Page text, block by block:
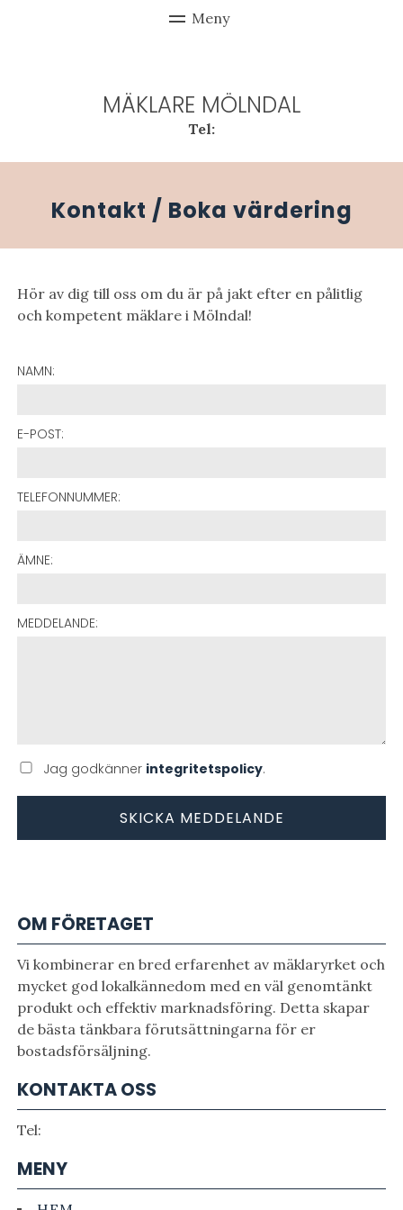
MÄKLARE MÖLNDAL
Tel:
Kontakt / Boka värdering
Hör av dig till oss om du är på jakt efter en pålitlig
och kompetent mäklare i Mölndal!
NAMN:
E-POST:
TELEFONNUMMER:
ÄMNE:
MEDDELANDE:
Jag godkänner integritetspolicy.
OM FÖRETAGET
Vi kombinerar en bred erfarenhet av mäklaryrket och
mycket god lokalkännedom med en väl genomtänkt
produkt och effektiv marknadsföring. Detta skapar
de bästa tänkbara förutsättningarna för er
bostadsförsäljning.
KONTAKTA OSS
Tel:
MENY